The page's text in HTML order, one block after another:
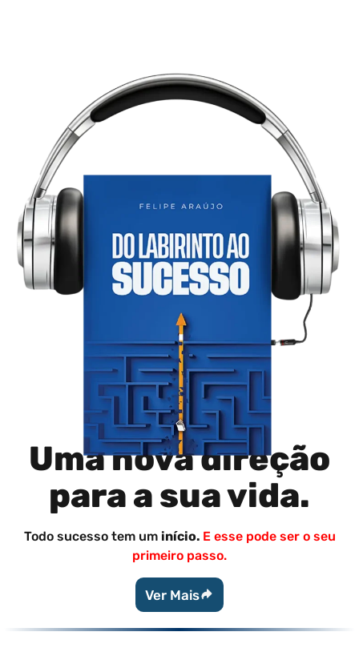
Uma nova direção
para a sua vida.
Todo sucesso tem um início. E esse pode ser o seu
primeiro passo.
Ver Mais